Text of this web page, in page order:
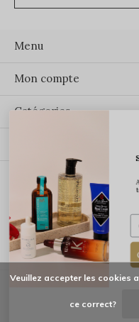
Menu
Mon compte
Catégories
ÉCRIVEZ-NOUS
Veuillez accepter les cookies
ce correct?